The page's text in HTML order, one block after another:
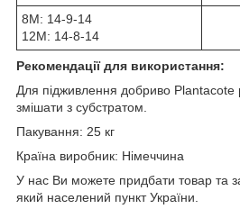
8M: 14-9-14
12М: 14-8-14
Рекомендації для використання:
Для підживлення добриво Plantacotе
змішати з субстратом.
Пакування: 25 кг
Країна виробник: Німеччина
У наc Ви можете придбати товар та
який населений пункт України.